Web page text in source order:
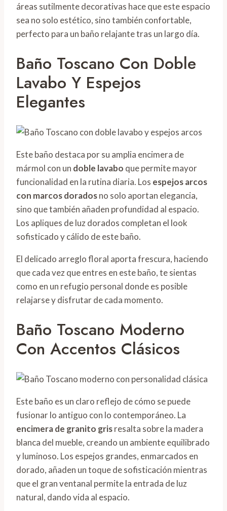
áreas sutilmente decorativas hace que este espacio
sea no solo estético, sino también confortable,
perfecto para un baño relajante tras un largo día.
Baño Toscano Con Doble
Lavabo Y Espejos
Elegantes
Este baño destaca por su amplia encimera de
mármol con un doble lavabo que permite mayor
funcionalidad en la rutina diaria. Los espejos arcos
con marcos doradosno solo aportan elegancia,
sino que también añaden profundidad al espacio.
Los apliques de luz dorados completan el look
sofisticado y cálido de este baño.
El delicado arreglo floral aporta frescura, haciendo
que cada vez que entres en este baño, te sientas
como en un refugio personal donde es posible
relajarse y disfrutar de cada momento.
Baño Toscano Moderno
Con Accentos Clásicos
Este baño es un claro reflejo de cómo se puede
fusionar lo antiguo con lo contemporáneo. La
encimera de granito grisresalta sobre la madera
blanca del mueble, creando un ambiente equilibrado
y luminoso. Los espejos grandes, enmarcados en
dorado, añaden un toque de sofisticación mientras
que el gran ventanal permite la entrada de luz
natural, dando vida al espacio.